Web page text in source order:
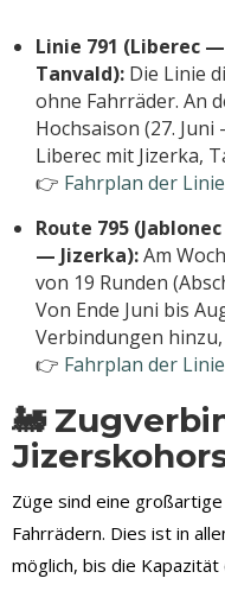
Linie 791 (Liberec
Tanvald): Die Linie
ohne Fahrräder. An
Hochsaison (27.
Liberec mit Jizerka,
👉 Fahrplan der
Route 795
— Jizerka):Am
von 19 Runden
Von Ende Juni bis
Verbindungen
👉 Fahrplan der
🚂
Züge sind eine
Fahrrädern. Dies ist in
möglich, bis die